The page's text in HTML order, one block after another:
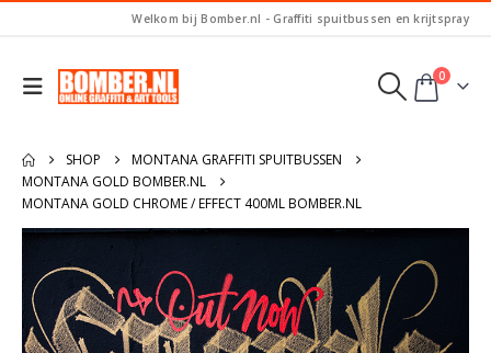
Welkom bij Bomber.nl - Graffiti spuitbussen en krijtspray
0
SHOP
MONTANA GRAFFITI SPUITBUSSEN
MONTANA GOLD BOMBER.NL
MONTANA GOLD CHROME / EFFECT 400ML BOMBER.NL